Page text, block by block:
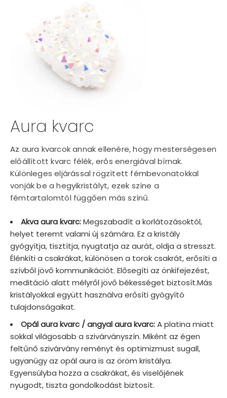
Aura kvarc
Az aura kvarcok annak ellenére, hogy mesterségesen
előállított kvarc félék, erős energiával bírnak.
Különleges eljárással rögzített fémbevonatokkal
vonják be a hegyikristályt, ezek színe a
fémtartalomtól függően más színű.
Akva aura kvarc:Megszabadít a korlátozásoktól,
helyet teremt valami új számára. Ez a kristály
gyógyítja, tisztítja, nyugtatja az aurát, oldja a stresszt.
Élénkíti a csakrákat, különösen a torok csakrát, erősíti a
szívből jövő kommunikációt. Elősegíti az önkifejezést,
meditáció alatt mélyről jövő békességet biztosít.Más
kristályokkal együtt használva erősíti gyógyító
tulajdonságaikat.
Opál aura kvarc / angyal aura kvarc:A platina miatt
sokkal világosabb a szivárványszín. Miként az égen
feltűnő szivárvány reményt és optimizmust sugall,
ugyanúgy az opál aura is az öröm kristálya.
Egyensúlyba hozza a csakrákat, és viselőjének
nyugodt, tiszta gondolkodást biztosít.